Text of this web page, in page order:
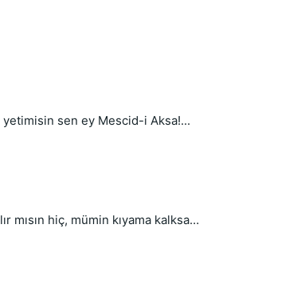
yetimisin sen ey Mescid-i Aksa!...
mısın hiç, mümin kıyama kalksa…